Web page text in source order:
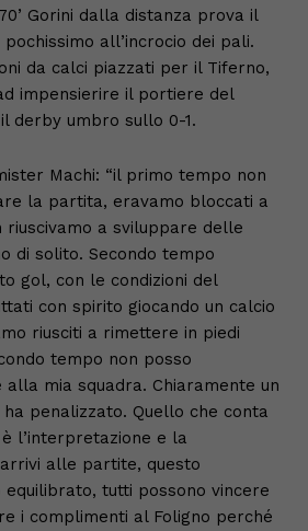
Gorini dalla distanza prova il
all’incrocio dei pali.
da calci piazzati per il Tiferno,
impensierire il portiere del
derby umbro sullo 0-1.
Machi: “il primo tempo non
la partita, eravamo bloccati a
a sviluppare delle
di solito. Secondo tempo
gol, con le condizioni del
con spirito giocando un calcio
riusciti a rimettere in piedi
tempo non posso
mia squadra. Chiaramente un
penalizzato. Quello che conta
l’interpretazione e la
alle partite, questo
tutti possono vincere
i complimenti al Foligno perché